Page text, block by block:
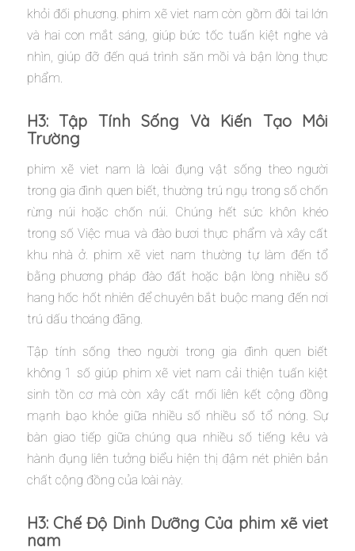
khỏi đối phương. phim xẽ viet nam còn gồm đôi tai lớn
và hai con mắt sáng, giúp bức tốc tuấn kiệt nghe và
nhìn, giúp đỡ đến quá trình săn mồi và bận lòng thực
phẩm.
H3: Tập Tính Sống Và Kiến Tạo Môi
Trường
phim xẽ viet nam là loài đụng vật sống theo người
trong gia đình quen biết, thường trú ngụ trong số chốn
rừng núi hoặc chốn núi. Chúng hết sức khôn khéo
trong số Việc mua và đào bươi thực phẩm và xây cất
khu nhà ở. phim xẽ viet nam thường tự làm đến tổ
bằng phương pháp đào đất hoặc bận lòng nhiều số
hang hốc hốt nhiên để chuyên bắt buộc mang đến nơi
trú dấu thoáng đãng.
Tập tính sống theo người trong gia đình quen biết
không 1 số giúp phim xẽ viet nam cải thiện tuấn kiệt
sinh tồn cơ mà còn xây cất mối liên kết cộng đồng
mạnh bạo khỏe giữa nhiều số nhiều số tổ nóng. Sự
bàn giao tiếp giữa chúng qua nhiều số tiếng kêu và
hành đụng liên tưởng biểu hiện thị đậm nét phiên bản
chất cộng đồng của loài này.
H3: Chế Độ Dinh Dưỡng Của phim xẽ viet
nam